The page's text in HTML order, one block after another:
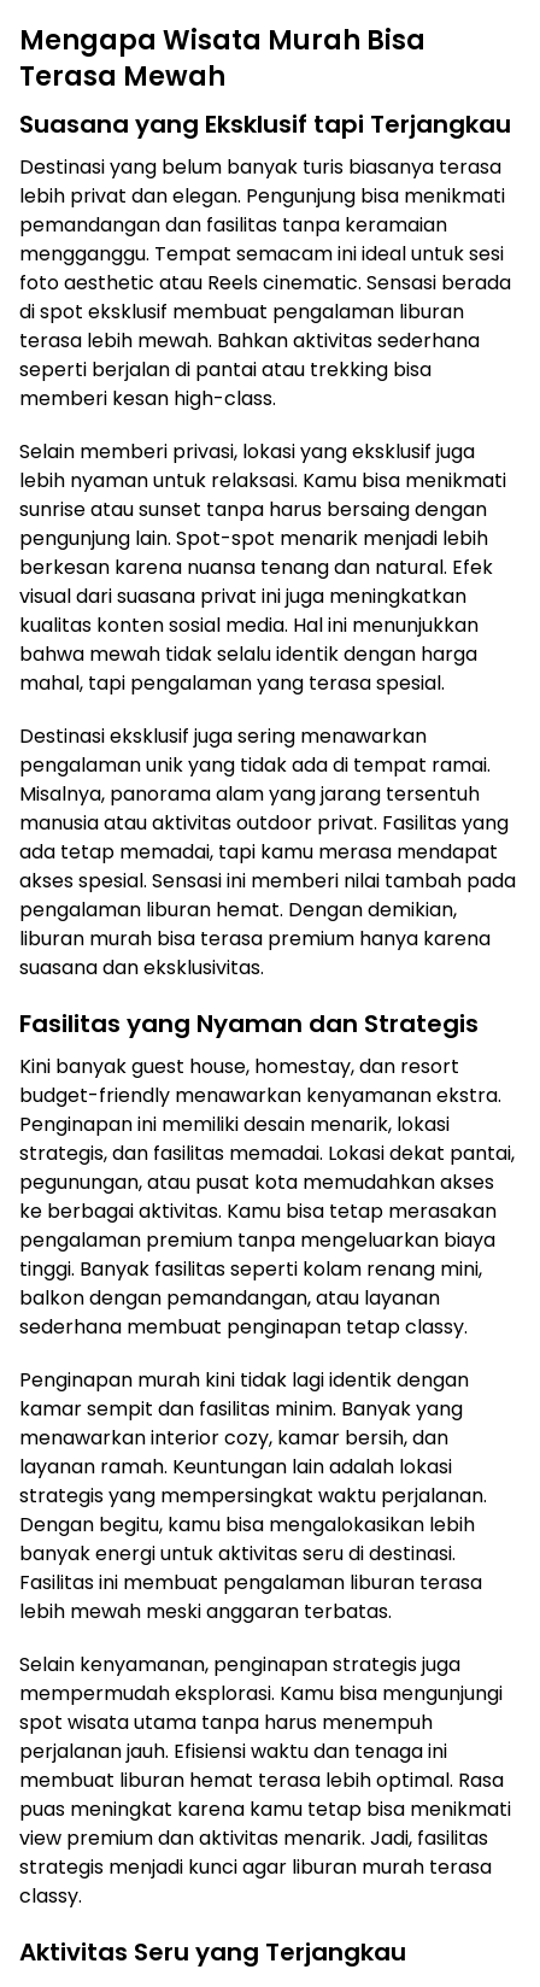
Mengapa Wisata Murah Bisa
Terasa Mewah
Suasana yang Eksklusif tapi Terjangkau
Destinasi yang belum banyak turis biasanya terasa
lebih privat dan elegan. Pengunjung bisa menikmati
pemandangan dan fasilitas tanpa keramaian
mengganggu. Tempat semacam ini ideal untuk sesi
foto aesthetic atau Reels cinematic. Sensasi berada
di spot eksklusif membuat pengalaman liburan
terasa lebih mewah. Bahkan aktivitas sederhana
seperti berjalan di pantai atau trekking bisa
memberi kesan high-class.
Selain memberi privasi, lokasi yang eksklusif juga
lebih nyaman untuk relaksasi. Kamu bisa menikmati
sunrise atau sunset tanpa harus bersaing dengan
pengunjung lain. Spot-spot menarik menjadi lebih
berkesan karena nuansa tenang dan natural. Efek
visual dari suasana privat ini juga meningkatkan
kualitas konten sosial media. Hal ini menunjukkan
bahwa mewah tidak selalu identik dengan harga
mahal, tapi pengalaman yang terasa spesial.
Destinasi eksklusif juga sering menawarkan
pengalaman unik yang tidak ada di tempat ramai.
Misalnya, panorama alam yang jarang tersentuh
manusia atau aktivitas outdoor privat. Fasilitas yang
ada tetap memadai, tapi kamu merasa mendapat
akses spesial. Sensasi ini memberi nilai tambah pada
pengalaman liburan hemat. Dengan demikian,
liburan murah bisa terasa premium hanya karena
suasana dan eksklusivitas.
Fasilitas yang Nyaman dan Strategis
Kini banyak guest house, homestay, dan resort
budget-friendly menawarkan kenyamanan ekstra.
Penginapan ini memiliki desain menarik, lokasi
strategis, dan fasilitas memadai. Lokasi dekat pantai,
pegunungan, atau pusat kota memudahkan akses
ke berbagai aktivitas. Kamu bisa tetap merasakan
pengalaman premium tanpa mengeluarkan biaya
tinggi. Banyak fasilitas seperti kolam renang mini,
balkon dengan pemandangan, atau layanan
sederhana membuat penginapan tetap classy.
Penginapan murah kini tidak lagi identik dengan
kamar sempit dan fasilitas minim. Banyak yang
menawarkan interior cozy, kamar bersih, dan
layanan ramah. Keuntungan lain adalah lokasi
strategis yang mempersingkat waktu perjalanan.
Dengan begitu, kamu bisa mengalokasikan lebih
banyak energi untuk aktivitas seru di destinasi.
Fasilitas ini membuat pengalaman liburan terasa
lebih mewah meski anggaran terbatas.
Selain kenyamanan, penginapan strategis juga
mempermudah eksplorasi. Kamu bisa mengunjungi
spot wisata utama tanpa harus menempuh
perjalanan jauh. Efisiensi waktu dan tenaga ini
membuat liburan hemat terasa lebih optimal. Rasa
puas meningkat karena kamu tetap bisa menikmati
view premium dan aktivitas menarik. Jadi, fasilitas
strategis menjadi kunci agar liburan murah terasa
classy.
Aktivitas Seru yang Terjangkau